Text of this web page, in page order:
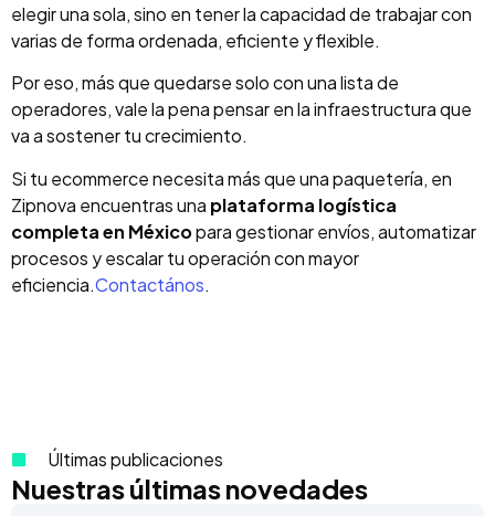
elegir una sola, sino en tener la capacidad de trabajar con
varias de forma ordenada, eficiente y flexible.
Por eso, más que quedarse solo con una lista de
operadores, vale la pena pensar en la infraestructura que
va a sostener tu crecimiento.
Si tu ecommerce necesita más que una paquetería, en
Zipnova encuentras una plataforma logística
completa en Méxicopara gestionar envíos, automatizar
procesos y escalar tu operación con mayor
eficiencia.Contactános.
Últimas publicaciones
Nuestras últimas novedades